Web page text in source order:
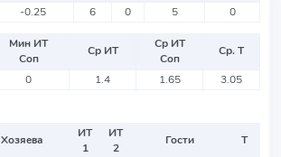
-0.25 6 0 5 0
Мин ИТ
Соп
Ср ИТ
Ср ИТ
Соп
Ср. Т
0 1.4 1.65 3.05
Хозяева
ИТ
1
ИТ
2
Гости Т